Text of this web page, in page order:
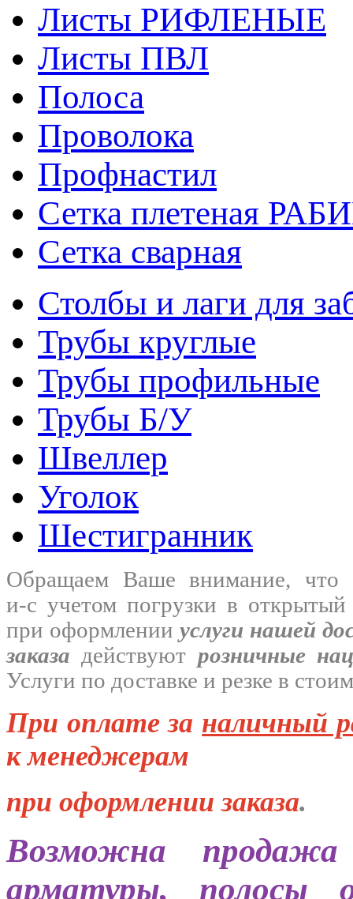
Листы РИФЛЕНЫЕ
Листы ПВЛ
Полоса
Проволока
Профнастил
Сетка плетеная
Сетка сварная
Столбы и лаги для
Трубы круглые
Трубы профильные
Трубы Б/У
Швеллер
Уголок
Шестигранник
Обращаем Ваше внимание,
и-с учетом погрузки в
при оформлении услуги нашей
заказа действуют розничные
Услуги по доставке и резке в
При оплате за наличный
к менеджерам
при оформлении заказа.
Возможна
арматуры, полосы